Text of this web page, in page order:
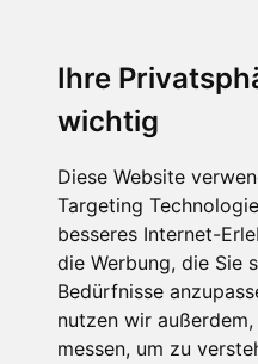
Ihre
wichtig
Diese Website
Targeting
besseres Internet-
die Werbung, die Sie
Bedürfnisse
nutzen wir
messen, um zu